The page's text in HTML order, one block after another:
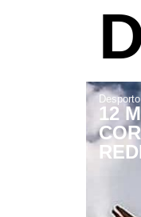
Desporto
12